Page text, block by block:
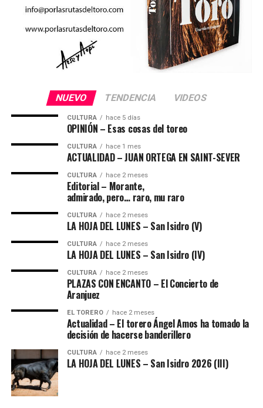
NUEVO TENDENCIA VIDEOS
CULTURA hace 5 días
OPINIÓN – Esas cosas del toreo
CULTURA hace 1 mes
ACTUALIDAD – JUAN ORTEGA EN SAINT-SEVER
CULTURA hace 2 meses
Editorial – Morante,
admirado, pero… raro, mu raro
CULTURA hace 2 meses
LA HOJA DEL LUNES – San Isidro (V)
CULTURA hace 2 meses
LA HOJA DEL LUNES – San Isidro (IV)
CULTURA hace 2 meses
PLAZAS CON ENCANTO – El Concierto de
Aranjuez
EL TORERO hace 2 meses
Actualidad – El torero Ángel Amos ha tomado la
decisión de hacerse banderillero
CULTURA hace 2 meses
LA HOJA DEL LUNES – San Isidro 2026 (III)